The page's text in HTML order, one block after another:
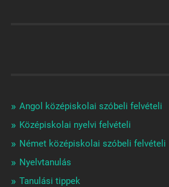
Angol középiskolai szóbeli felvételi
Középiskolai nyelvi felvételi
Német középiskolai szóbeli felvételi
Nyelvtanulás
Tanulási tippek